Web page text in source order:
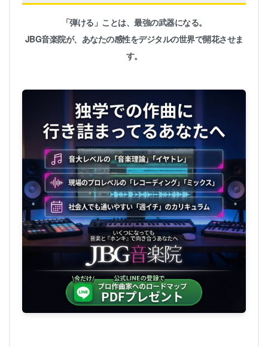
「弾ける」ことは、最強の武器になる。
JBG音楽院が、あなたの感性をデジタルの世界で開花させま
す。